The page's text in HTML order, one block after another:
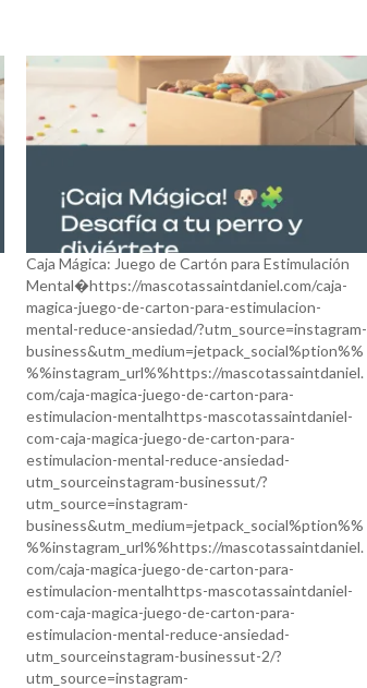
Caja Mágica: Juego de Cartón para Estimulación
Mental�https://mascotassaintdaniel.com/caja-
magica-juego-de-carton-para-estimulacion-
mental-reduce-ansiedad/?utm_source=instagram-
business&utm_medium=jetpack_social%ption%%
%%instagram_url%%https://mascotassaintdaniel.
com/caja-magica-juego-de-carton-para-
estimulacion-mentalhttps-mascotassaintdaniel-
com-caja-magica-juego-de-carton-para-
estimulacion-mental-reduce-ansiedad-
utm_sourceinstagram-businessut/?
utm_source=instagram-
business&utm_medium=jetpack_social%ption%%
%%instagram_url%%https://mascotassaintdaniel.
com/caja-magica-juego-de-carton-para-
estimulacion-mentalhttps-mascotassaintdaniel-
com-caja-magica-juego-de-carton-para-
estimulacion-mental-reduce-ansiedad-
utm_sourceinstagram-businessut-2/?
utm_source=instagram-